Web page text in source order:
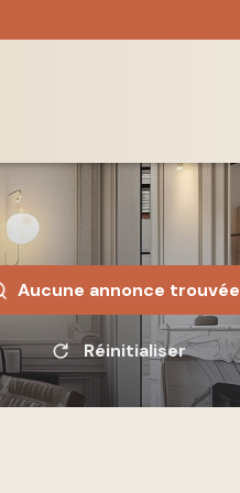
Aucune annonce trouvée
Réinitialiser